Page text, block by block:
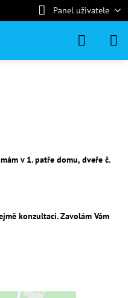
Panel uživatele
v 1. patře domu, dveře č.
konzultaci. Zavolám Vám